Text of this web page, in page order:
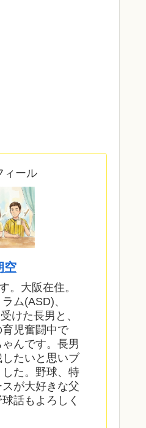
ィール
空
。大阪在住。
ム(ASD)、
けた長男と、
児奮闘中で
んです。長男
たいと思いブ
た。野球、特
が大好きな父
話もよろしく